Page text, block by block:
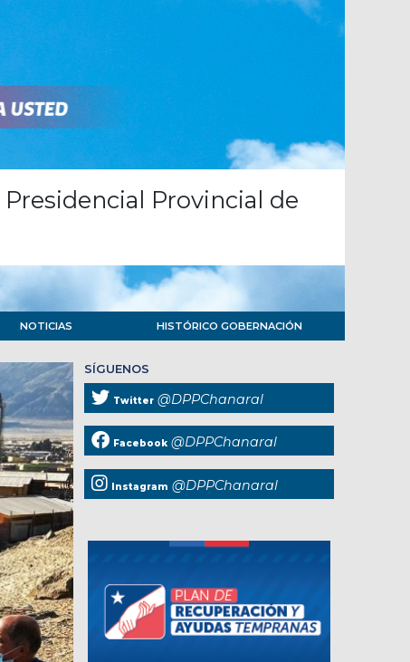
Provincial de
NOTICIAS HISTÓRICO GOBERNACIÓN
SÍGUENOS
Twitter @DPPChanaral
Facebook @DPPChanaral
Instagram @DPPChanaral